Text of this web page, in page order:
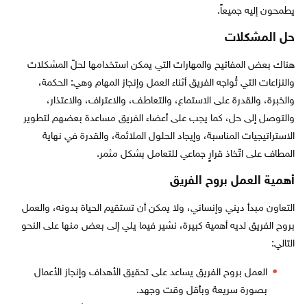
يطمحون إليه جميعاً.
حل المشكلات
هناك بعض المفاتيح والمهارات التي يمكن استخدامها لحلّ المشكلات
والنزاعات التي تُواجه الفريق أثناء العمل وإنجاز المهام وهي: الحكمة،
والخبرة، والقدرة على الاستماع، والتعاطف، والاعتراف، والاعتذار،
والتوصل إلى حل، كما يجب على أعضاء الفريق مساعدة بعضهم لتطوير
الاستراتيجيات المناسبة، وإيجاد الحلول الملائمة، والقدرة في نهاية
المطاف على اتّخاذ قرارٍ جماعي للتعامل بشكل مثمر.
أهمية العمل بروح الفريق
التعاون مبدأ ديني وإنساني، ولا يمكن أن تستقيم الحياة بدونه، والعمل
بروح الفريق لديه أهمية كبيرة، نشير فيما يلي إلى بعض منها على النحو
التالي:
العمل بروح الفريق يساعد على تحقيق الأهداف وإنجاز الأعمال
بصورة سريعة وبأقل وقت وجهد.